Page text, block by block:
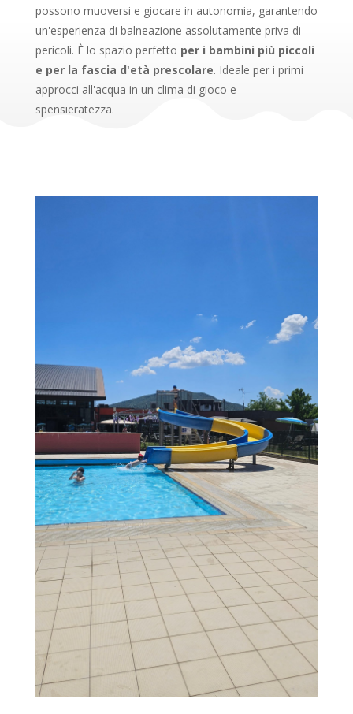
possono muoversi e giocare in autonomia, garantendo
un'esperienza di balneazione assolutamente priva di
pericoli. È lo spazio perfetto per i bambini più piccoli
e per la fascia d'età prescolare. Ideale per i primi
approcci all'acqua in un clima di gioco e
spensieratezza.